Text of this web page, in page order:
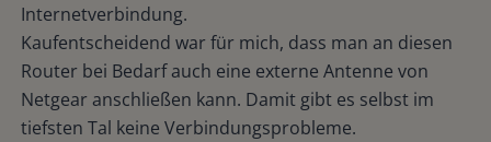
Internetverbindung.
Kaufentscheidend war für mich, dass man an diesen
Router bei Bedarf auch eine externe Antenne von
Netgear anschließen kann. Damit gibt es selbst im
tiefsten Tal keine Verbindungsprobleme.